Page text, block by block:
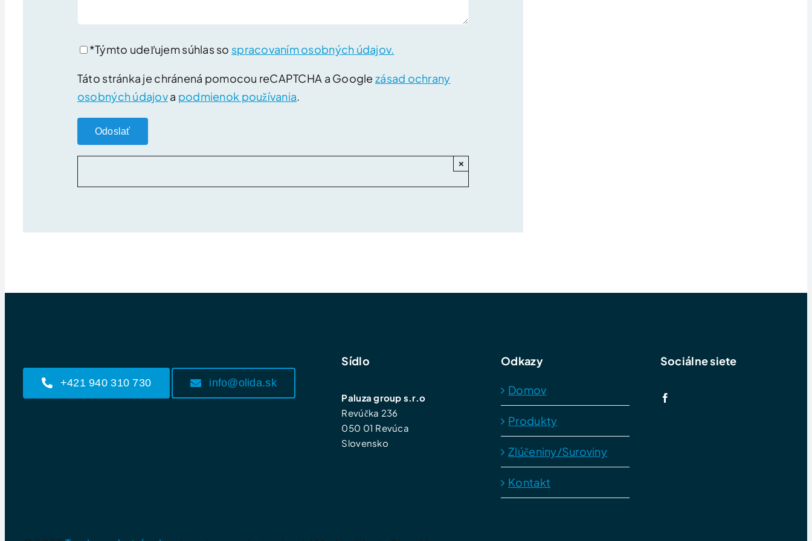
*Týmto udeľujem súhlas so spracovaním osobných údajov.
Táto stránka je chránená pomocou reCAPTCHA a Google zásad ochrany
osobných údajova podmienok používania.
×
+421 940 310 730 info@olida.sk
Sídlo
Paluza group s.r.o
Revúčka 236
050 01 Revúca
Slovensko
Odkazy
Domov
Produkty
Zlúčeniny/Suroviny
Kontakt
Sociálne siete